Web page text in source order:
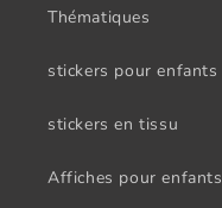
Thématiques
stickers pour enfants
stickers en tissu
Affiches pour enfants